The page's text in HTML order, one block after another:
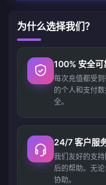
为什么选择我们？
100% 安全可
每次充值都受
的个人和支付
全。
24/7 客户服
我们友好的支
后的帮助。无
协助。